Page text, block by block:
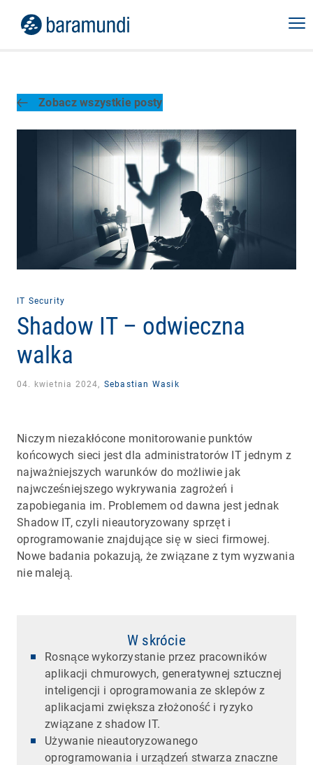
Zobacz wszystkie posty
IT Security
Shadow IT – odwieczna
walka
04. kwietnia 2024, Sebastian Wasik
Niczym niezakłócone monitorowanie punktów
końcowych sieci jest dla administratorów IT jednym z
najważniejszych warunków do możliwie jak
najwcześniejszego wykrywania zagrożeń i
zapobiegania im. Problemem od dawna jest jednak
Shadow IT, czyli nieautoryzowany sprzęt i
oprogramowanie znajdujące się w sieci firmowej.
Nowe badania pokazują, że związane z tym wyzwania
nie maleją.
W skrócie
Rosnące wykorzystanie przez pracowników
aplikacji chmurowych, generatywnej sztucznej
inteligencji i oprogramowania ze sklepów z
aplikacjami zwiększa złożoność i ryzyko
związane z shadow IT.
Używanie nieautoryzowanego
oprogramowania i urządzeń stwarza znaczne